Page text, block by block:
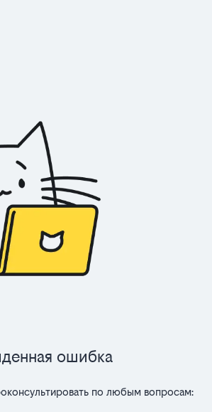
ошибка
по любым вопросам: